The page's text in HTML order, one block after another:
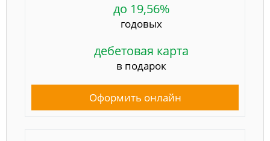
до 19,56%
годовых
дебетовая карта
в подарок
Оформить онлайн